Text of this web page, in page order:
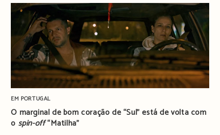
EM PORTUGAL
O marginal de bom coração de “Sul” está de volta com
o spin-off“Matilha”